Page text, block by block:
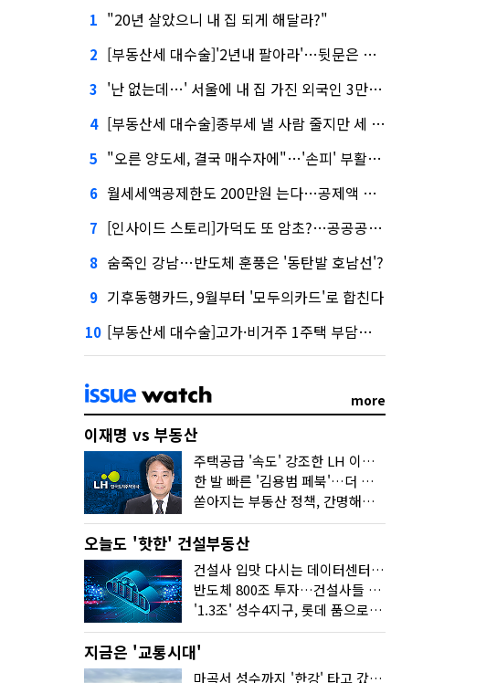
1 "20년 살았으니 내 집 되게 해달라?"
2 [부동산세 대수술]'2년내 팔아라'…뒷문은 열었다
3 '난 없는데…' 서울에 내 집 가진 외국인 3만3000명
4 [부동산세 대수술]종부세 낼 사람 줄지만 세 부담 커진다
5 "오른 양도세, 결국 매수자에"…'손피' 부활할까?
6 월세세액공제한도 200만원 는다…공제액 최대 54만원↑
7 [인사이드 스토리]가덕도 또 암초?…공공공사의 '굴레'
8 숨죽인 강남…반도체 훈풍은 '동탄발 호남선'?
9 기후동행카드, 9월부터 '모두의카드'로 합친다
10 [부동산세 대수술]고가·비거주 1주택 부담…'대전족'도 불똥
more
이재명 vs 부동산
주택공급 '속도' 강조한 LH 이성훈 "전력질주해야"
한 발 빠른 '김용범 페북'…더 강한 부동산 규제 나오나
쏟아지는 부동산 정책, 간명해져야
오늘도 '핫한' 건설부동산
건설사 입맛 다시는 데이터센터…암초는 '주민 반대'
반도체 800조 투자…건설사들 "물 들어온다!"
'1.3조' 성수4지구, 롯데 품으로…'성수르엘 S70' 거듭
지금은 '교통시대'
마곡서 성수까지 '한강' 타고 갔습니다